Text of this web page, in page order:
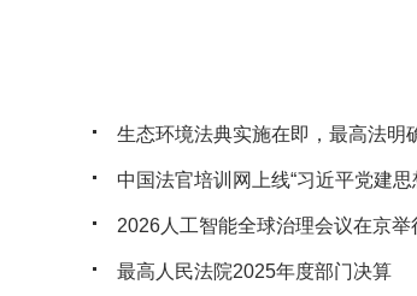
生态环境法典实施在即，最高法明
中国法官培训网上线“习近平党建
2026人工智能全球治理会议在京举
最高人民法院2025年度部门决算